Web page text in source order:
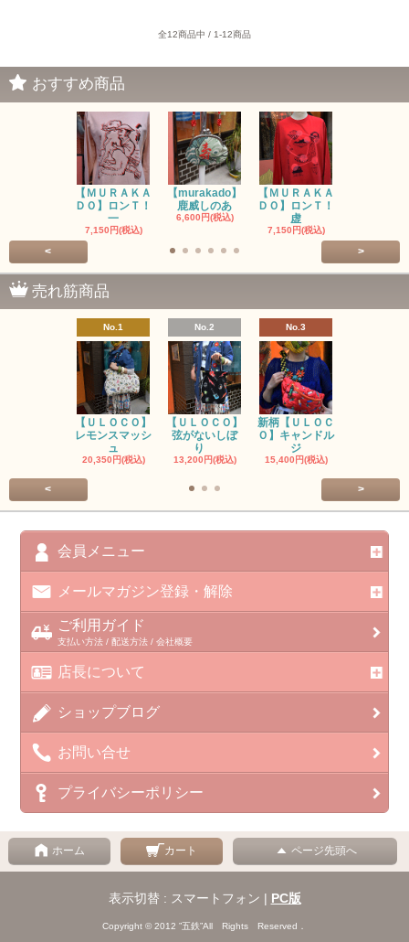
全12商品中 / 1-12商品
おすすめ商品
【ＭＵＲＡＫＡ
ＤＯ】ロンＴ！
一
7,150円(税込)
【murakado】
鹿威しのあ
6,600円(税込)
【ＭＵＲＡＫＡ
ＤＯ】ロンＴ！
虚
7,150円(税込)
< >
売れ筋商品
No.1
【ＵＬＯＣＯ】
レモンスマッシ
ュ
20,350円(税込)
No.2
【ＵＬＯＣＯ】
弦がないしぼ
り
13,200円(税込)
No.3
新柄【ＵＬＯＣ
Ｏ】キャンドル
ジ
15,400円(税込)
< >
会員メニュー
メールマガジン登録・解除
ご利用ガイド
支払い方法 / 配送方法 / 会社概要
店長について
ショップブログ
お問い合せ
プライバシーポリシー
ホーム カート ページ先頭へ
表示切替 : スマートフォン | PC版
Copyright © 2012 ”五鉄”All Rights Reserved．